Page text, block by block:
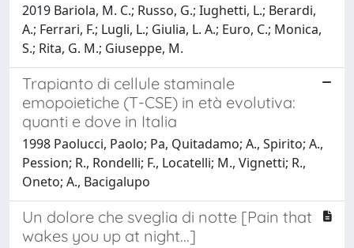
2019 Bariola, M. C.; Russo, G.; Iughetti, L.; Berardi,
A.; Ferrari, F.; Lugli, L.; Giulia, L. A.; Euro, C.; Monica,
S.; Rita, G. M.; Giuseppe, M.
Trapianto di cellule staminale
emopoietiche (T-CSE) in età evolutiva:
quanti e dove in Italia
1998 Paolucci, Paolo; Pa, Quitadamo; A., Spirito; A.,
Pession; R., Rondelli; F., Locatelli; M., Vignetti; R.,
Oneto; A., Bacigalupo
Un dolore che sveglia di notte [Pain that
wakes you up at night...]